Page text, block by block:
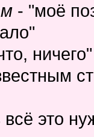
- "моё
ничего"
всё это